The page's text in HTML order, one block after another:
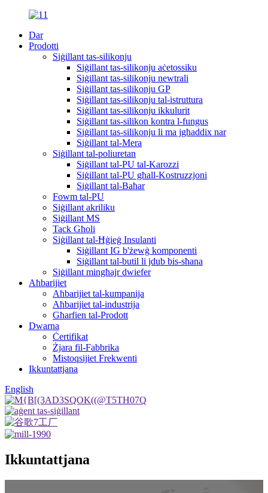
Dar
Prodotti
Siġillant tas-silikonju
Siġillant tas-silikonju aċetossiku
Siġillant tas-silikonju newtrali
Siġillant tas-silikonju GP
Siġillant tas-silikonju tal-istruttura
Siġillant tas-silikonju ikkulurit
Siġillant tas-silikon kontra l-fungus
Siġillant tas-silikonju li ma jgħaddix nar
Siġillant tal-Mera
Siġillant tal-poliuretan
Siġillant tal-PU tal-Karozzi
Siġillant tal-PU għall-Kostruzzjoni
Siġillant tal-Baħar
Fowm tal-PU
Siġillant akriliku
Siġillant MS
Tack Għoli
Siġillant tal-Ħġieġ Insulanti
Siġillant IG b'żewġ komponenti
Siġillant tal-butil li jdub bis-sħana
Siġillant mingħajr dwiefer
Aħbarijiet
Aħbarijiet tal-kumpanija
Aħbarijiet tal-industrija
Għarfien tal-Prodott
Dwarna
Ċertifikat
Żjara fil-Fabbrika
Mistoqsijiet Frekwenti
Ikkuntattjana
English
Ikkuntattjana